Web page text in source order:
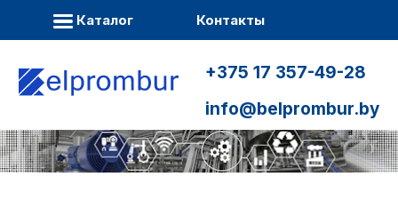
Каталог Контакты
+375 17 357-49-28
info@belprombur.by